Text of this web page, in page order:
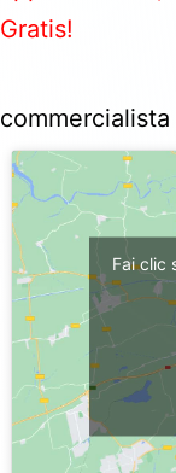
Gratis!
Fai clic